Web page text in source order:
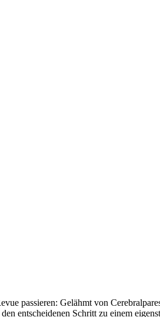
passieren: Gelähmt von
entscheidenen Schritt zu einem